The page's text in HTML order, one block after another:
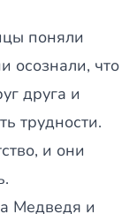
поняли
осознали, что
друга и
трудности.
и они
Медведя и